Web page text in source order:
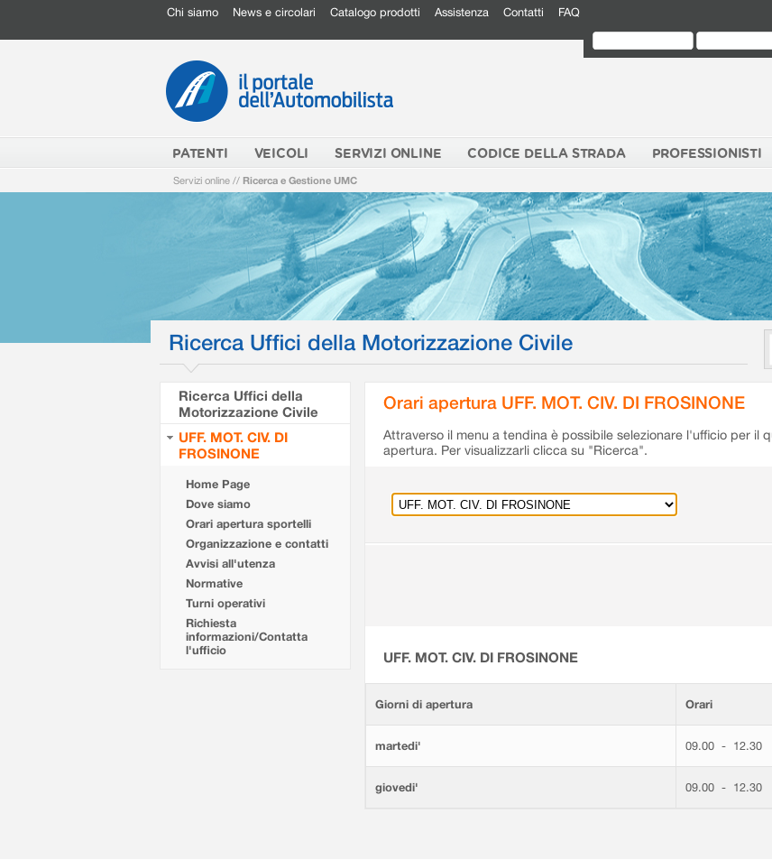
Chi siamo News e circolari Catalogo prodotti Assistenza Contatti FAQ
PATENTI VEICOLI SERVIZI ONLINE CODICE DELLA STRADA PROFESSIONISTI
Servizi online // Ricerca e Gestione UMC
Ricerca Uffici della Motorizzazione Civile
Ricerca Uffici della
Motorizzazione Civile
UFF. MOT. CIV. DI
FROSINONE
Home Page
Dove siamo
Orari apertura sportelli
Organizzazione e contatti
Avvisi all'utenza
Normative
Turni operativi
Richiesta
informazioni/Contatta
l'ufficio
Orari apertura UFF. MOT. CIV. DI FROSINONE
Attraverso il menu a tendina è possibile selezionare l'ufficio per il
apertura. Per visualizzarli clicca su "Ricerca".
UFF. MOT. CIV. DI FROSINONE
Giorni di apertura Orari
martedi' 09.00 - 12.30
giovedi' 09.00 - 12.30